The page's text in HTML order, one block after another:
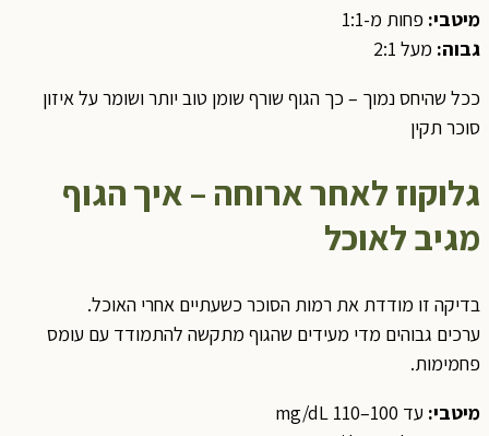
מיטבי:פחות מ-1:1
גבוה:מעל 2:1
ככל שהיחס נמוך – כך הגוף שורף שומן טוב יותר ושומר על איזון
סוכר תקין
גלוקוז לאחר ארוחה – איך הגוף
מגיב לאוכל
בדיקה זו מודדת את רמות הסוכר כשעתיים אחרי האוכל.
ערכים גבוהים מדי מעידים שהגוף מתקשה להתמודד עם עומס
פחמימות.
מיטבי:עד 100–110 mg/dL